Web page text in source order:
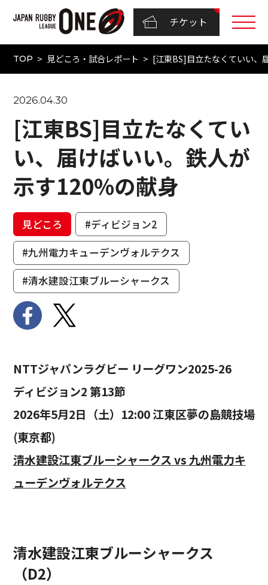
チケット
TOP 見どころ・試合レポート [江東BS]目立たなくていい、
2026.04.30
[江東BS]目立たなくてい
い、届けばいい。鉄人が
示す120%の献身
見どころ
#ディビジョン2
#九州電力キューデンヴォルテクス
#清水建設江東ブルーシャークス
NTTジャパンラグビー リーグワン2025-26
ディビジョン2 第13節
2026年5月2日（土）12:00 江東区夢の島競技場
(東京都)
清水建設江東ブルーシャークス vs 九州電力キ
ューデンヴォルテクス
清水建設江東ブルーシャークス
（D2）